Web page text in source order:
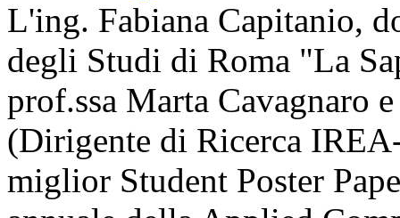
L'ing. Fabiana Capitanio,
degli Studi di Roma "La
prof.ssa Marta Cavagnaro
(Dirigente di Ricerca
miglior Student Poster